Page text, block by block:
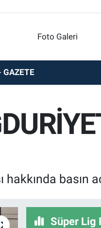
Foto Galeri
GAZETE
basın
Süper Lig